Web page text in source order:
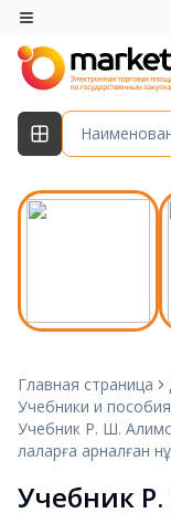
Главная страница
Учебники и пособия
Учебник Р. Ш.
лаларға арналған
Учебник